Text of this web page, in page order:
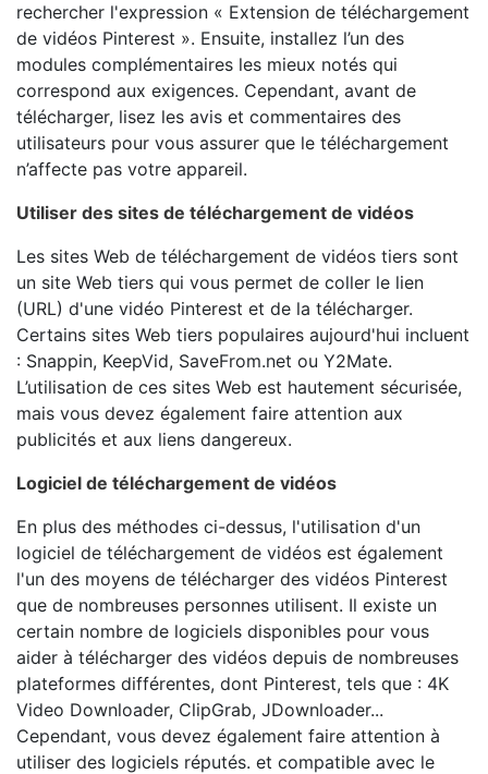
rechercher l'expression « Extension de téléchargement
de vidéos Pinterest ». Ensuite, installez l’un des
modules complémentaires les mieux notés qui
correspond aux exigences. Cependant, avant de
télécharger, lisez les avis et commentaires des
utilisateurs pour vous assurer que le téléchargement
n’affecte pas votre appareil.
Utiliser des sites de téléchargement de vidéos
Les sites Web de téléchargement de vidéos tiers sont
un site Web tiers qui vous permet de coller le lien
(URL) d'une vidéo Pinterest et de la télécharger.
Certains sites Web tiers populaires aujourd'hui incluent
: Snappin, KeepVid, SaveFrom.net ou Y2Mate.
L’utilisation de ces sites Web est hautement sécurisée,
mais vous devez également faire attention aux
publicités et aux liens dangereux.
Logiciel de téléchargement de vidéos
En plus des méthodes ci-dessus, l'utilisation d'un
logiciel de téléchargement de vidéos est également
l'un des moyens de télécharger des vidéos Pinterest
que de nombreuses personnes utilisent. Il existe un
certain nombre de logiciels disponibles pour vous
aider à télécharger des vidéos depuis de nombreuses
plateformes différentes, dont Pinterest, tels que : 4K
Video Downloader, ClipGrab, JDownloader...
Cependant, vous devez également faire attention à
utiliser des logiciels réputés. et compatible avec le